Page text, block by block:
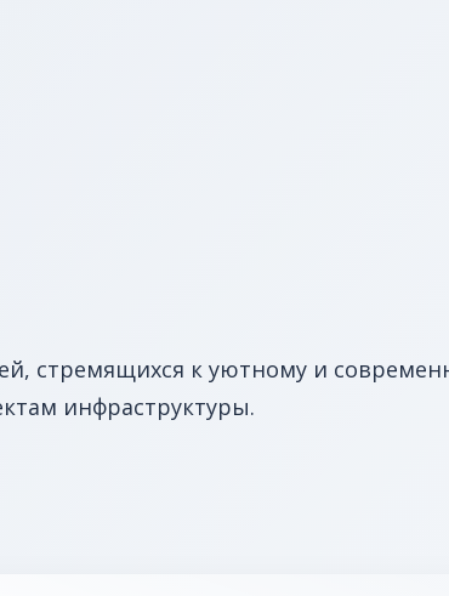
стремящихся к уютному и
инфраструктуры.